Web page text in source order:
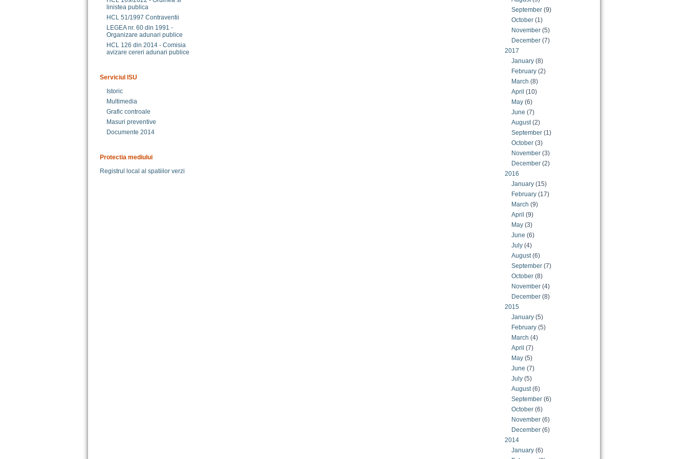
linistea publica
HCL 51/1997 Contraventii
LEGEA nr. 60 din 1991 -
Organizare adunari publice
HCL 126 din 2014 - Comisia
avizare cereri adunari publice
Serviciul ISU
Istoric
Multimedia
Grafic controale
Masuri preventive
Documente 2014
Protectia mediului
Registrul local al spatiilor verzi
September (9)
October (1)
November (5)
December (7)
2017
January (8)
February (2)
March (8)
April (10)
May (6)
June (7)
August(2)
September (1)
October (3)
November (3)
December (2)
2016
January (15)
February (17)
March (9)
April (9)
May (3)
June (6)
July (4)
August(6)
September (7)
October (8)
November (4)
December (8)
2015
January (5)
February (5)
March (4)
April (7)
May (5)
June (7)
July (5)
August(6)
September (6)
October (6)
November (6)
December (6)
2014
January (6)